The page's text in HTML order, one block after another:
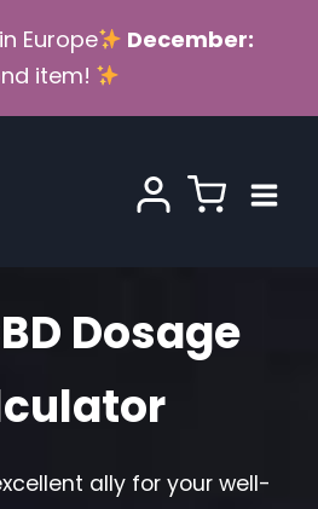
in Europe
December:
item!
Dosage
ally for your well-